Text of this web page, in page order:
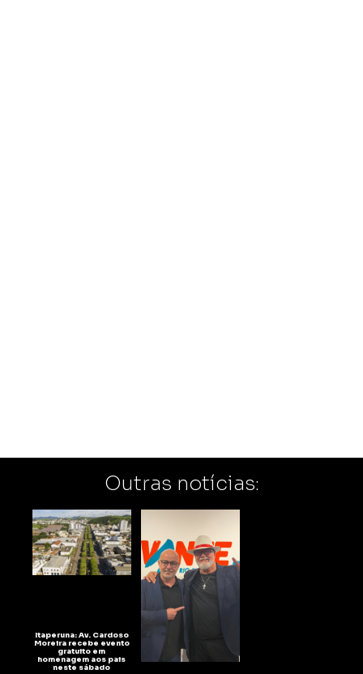
Outras notícias:
Itaperuna: Av. Cardoso
Moreira recebe evento
gratuito em
homenagem aos pais
neste sábado